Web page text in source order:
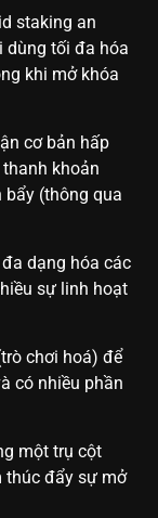
staking an
dùng tối đa hóa
khi mở khóa
cơ bản hấp
khoản
bẩy (thông qua
dạng hóa các
sự linh hoạt
chơi hoá) để
có nhiều phần
một trụ cột
thúc đẩy sự mở